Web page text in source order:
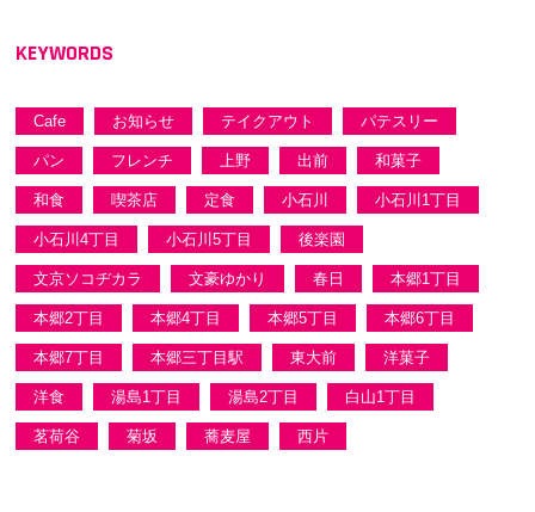
KEYWORDS
Cafe お知らせ テイクアウト パテスリー
パン フレンチ 上野 出前 和菓子
和食 喫茶店 定食 小石川 小石川1丁目
小石川4丁目 小石川5丁目 後楽園
文京ソコヂカラ 文豪ゆかり 春日 本郷1丁目
本郷2丁目 本郷4丁目 本郷5丁目 本郷6丁目
本郷7丁目 本郷三丁目駅 東大前 洋菓子
洋食 湯島1丁目 湯島2丁目 白山1丁目
茗荷谷 菊坂 蕎麦屋 西片